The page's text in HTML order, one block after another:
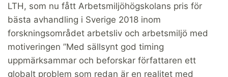
LTH, som nu fått Arbetsmiljöhögskolans pris för
bästa avhandling i Sverige 2018 inom
forskningsområdet arbetsliv och arbetsmiljö med
motiveringen ”Med sällsynt god timing
uppmärksammar och beforskar författaren ett
globalt problem som redan är en realitet med